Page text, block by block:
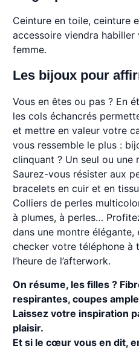
Ceinture en toile, ceinture
accessoire viendra
femme.
Les bijoux pour
Vous en êtes ou pas ? En
les cols échancrés
et mettre en valeur votre
vous ressemble le plus :
clinquant ? Un seul ou une
Saurez-vous résister aux
bracelets en cuir et en
Colliers de perles
à plumes, à perles…
dans une montre élégante,
checker votre téléphone à
l’heure de l’afterwork.
On résume, les filles ?
respirantes, coupes
Laissez votre inspiration
plaisir.
Et si le cœur vous en dit,